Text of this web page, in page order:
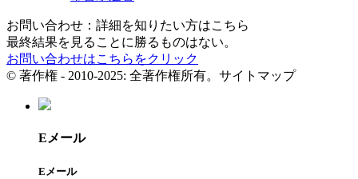
お問い合わせ：詳細を知りたい方はこちら
最終結果を見ることに勝るものはない。
お問い合わせはこちらをクリック
© 著作権 - 2010-2025: 全著作権所有。サイトマップ
Eメール
Eメール